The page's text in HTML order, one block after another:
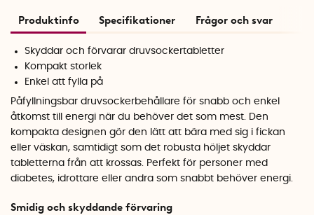
Produktinfo Specifikationer Frågor och svar
Skyddar och förvarar druvsockertabletter
Kompakt storlek
Enkel att fylla på
Påfyllningsbar druvsockerbehållare för snabb och enkel
åtkomst till energi när du behöver det som mest. Den
kompakta designen gör den lätt att bära med sig i fickan
eller väskan, samtidigt som det robusta höljet skyddar
tabletterna från att krossas. Perfekt för personer med
diabetes, idrottare eller andra som snabbt behöver energi.
Smidig och skyddande förvaring